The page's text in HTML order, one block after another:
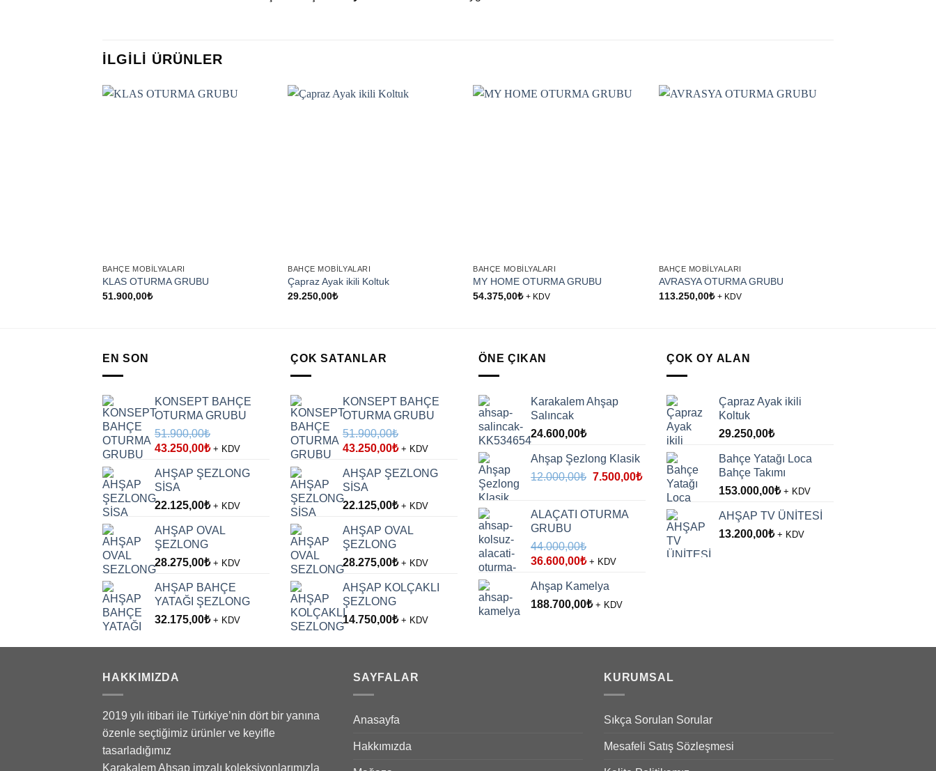
İLGILI ÜRÜNLER
BAHÇE MOBILYALARI
KLAS OTURMA GRUBU
51.900,00₺
BAHÇE MOBILYALARI
Çapraz Ayak ikili Koltuk
29.250,00₺
BAHÇE MOBILYALARI
MY HOME OTURMA GRUBU
54.375,00₺ + KDV
BAHÇE MOBILYALARI
AVRASYA OTURMA GRUBU
113.250,00₺ + KDV
EN SON
KONSEPT BAHÇE
OTURMA GRUBU
51.900,00₺
Orijinal
51.900,00₺.
43.250,00₺Şu
fiyat:
+ KDV
AHŞAP ŞEZLONG
SİSA
22.125,00₺ + KDV
AHŞAP OVAL
ŞEZLONG
28.275,00₺ + KDV
AHŞAP BAHÇE
YATAĞI ŞEZLONG
32.175,00₺ + KDV
ÇOK SATANLAR
KONSEPT BAHÇE
OTURMA GRUBU
51.900,00₺
Orijinal
51.900,00₺.
43.250,00₺Şu
fiyat:
+ KDV
AHŞAP ŞEZLONG
SİSA
22.125,00₺ + KDV
AHŞAP OVAL
ŞEZLONG
28.275,00₺ + KDV
AHŞAP KOLÇAKLI
ŞEZLONG
14.750,00₺ + KDV
ÖNE ÇIKAN
Karakalem Ahşap
Salıncak
24.600,00₺
Ahşap Şezlong Klasik
12.000,00₺ Orijinal
7.500,00₺Şu
andaki
7.500,00₺.
ALAÇATI OTURMA
GRUBU
44.000,00₺
Orijinal
44.000,00₺.
36.600,00₺Şu
fiyat:
36.600,00₺.
+ KDV
Ahşap Kamelya
188.700,00₺ + KDV
ÇOK OY ALAN
Çapraz Ayak ikili
Koltuk
29.250,00₺
Bahçe Yatağı Loca
Bahçe Takımı
153.000,00₺ + KDV
AHŞAP TV ÜNİTESİ
13.200,00₺ + KDV
HAKKIMIZDA
2019 yılı itibari ile Türkiye’nin dört bir yanına
özenle seçtiğimiz ürünler ve keyifle
tasarladığımız
Karakalem Ahşap imzalı koleksiyonlarımızla
SAYFALAR
Anasayfa
Hakkımızda
KURUMSAL
Sıkça Sorulan Sorular
Mesafeli Satış Sözleşmesi